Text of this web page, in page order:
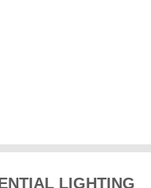
LIGHTING